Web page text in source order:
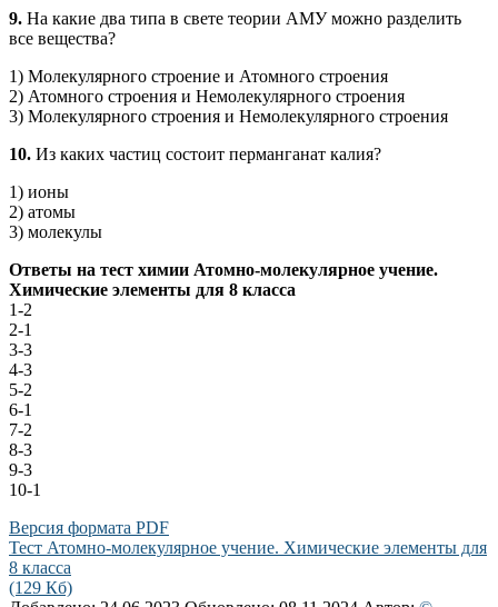
9. На какие два типа в свете теории АМУ можно разделить
все вещества?
1) Молекулярного строение и Атомного строения
2) Атомного строения и Немолекулярного строения
3) Молекулярного строения и Немолекулярного строения
10. Из каких частиц состоит перманганат калия?
1) ионы
2) атомы
3) молекулы
Ответы на тест химии Атомно-молекулярное учение.
Химические элементы для 8 класса
1-2
2-1
3-3
4-3
5-2
6-1
7-2
8-3
9-3
10-1
Версия формата PDF
Тест Атомно-молекулярное учение. Химические элементы для
8 класса
(129 Кб)